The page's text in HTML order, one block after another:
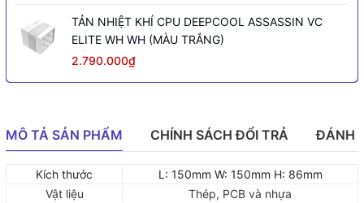
TẢN NHIỆT KHÍ CPU DEEPCOOL ASSASSIN VC
ELITE WH WH (MÀU TRẮNG)
2.790.000₫
MÔ TẢ SẢN PHẨM CHÍNH SÁCH ĐỔI TRẢ ĐÁNH
Kích thước
L: 150mm W: 150mm H: 86mm
Vật liệu
Thép, PCB và nhựa